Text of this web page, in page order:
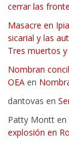
cerrar las
Masacre en
sicarial y las
Tres muertos
Nombran
OEA en
dantovas en
Patty Montt en
explosión en